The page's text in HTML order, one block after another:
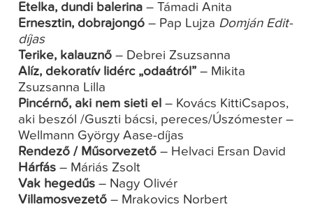
Etelka, dundi balerina – Támadi Anita
Ernesztin, dobrajongó – Pap Lujza Domján Edit-
díjas
Terike, kalauznő – Debrei Zsuzsanna
Alíz, dekoratív lidérc „odaátról” – Mikita
Zsuzsanna Lilla
Pincérnő, aki nem sieti el – Kovács KittiCsapos,
aki beszól /Guszti bácsi, pereces/Úszómester –
Wellmann György Aase-díjas
Rendező / Műsorvezető – Helvaci Ersan David
Hárfás – Máriás Zsolt
Vak hegedűs – Nagy Olivér
Villamosvezető – Mrakovics Norbert